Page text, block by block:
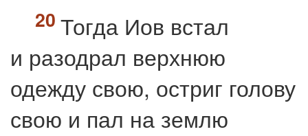
Тогда Иов встал
и разодрал верхнюю
одежду свою, остриг голову
свою и пал на землю